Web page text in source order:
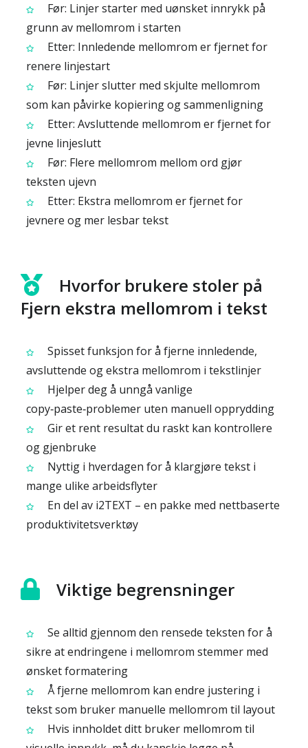
Før: Linjer starter med uønsket innrykk på
grunn av mellomrom i starten
Etter: Innledende mellomrom er fjernet for
renere linjestart
Før: Linjer slutter med skjulte mellomrom
som kan påvirke kopiering og sammenligning
Etter: Avsluttende mellomrom er fjernet for
jevne linjeslutt
Før: Flere mellomrom mellom ord gjør
teksten ujevn
Etter: Ekstra mellomrom er fjernet for
jevnere og mer lesbar tekst
Hvorfor brukere stoler på
Fjern ekstra mellomrom i tekst
Spisset funksjon for å fjerne innledende,
avsluttende og ekstra mellomrom i tekstlinjer
Hjelper deg å unngå vanlige
copy‑paste‑problemer uten manuell opprydding
Gir et rent resultat du raskt kan kontrollere
og gjenbruke
Nyttig i hverdagen for å klargjøre tekst i
mange ulike arbeidsflyter
En del av i2TEXT – en pakke med nettbaserte
produktivitetsverktøy
Viktige begrensninger
Se alltid gjennom den rensede teksten for å
sikre at endringene i mellomrom stemmer med
ønsket formatering
Å fjerne mellomrom kan endre justering i
tekst som bruker manuelle mellomrom til layout
Hvis innholdet ditt bruker mellomrom til